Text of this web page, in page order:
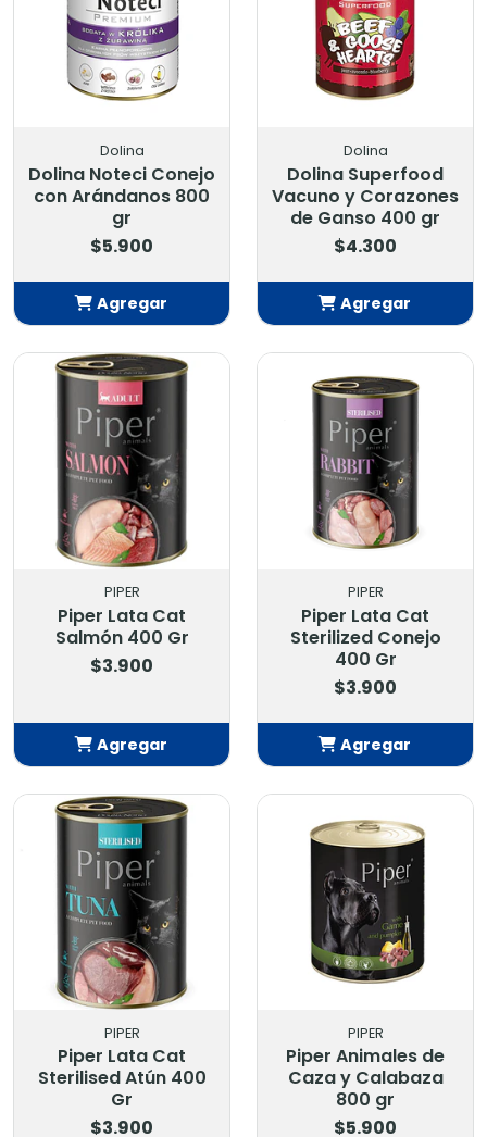
Dolina
Dolina Noteci Conejo
con Arándanos 800
gr
$5.900
Agregar
Dolina
Dolina Superfood
Vacuno y Corazones
de Ganso 400 gr
$4.300
Agregar
PIPER
Piper Lata Cat
Salmón 400 Gr
$3.900
Agregar
PIPER
Piper Lata Cat
Sterilized Conejo
400 Gr
$3.900
Agregar
PIPER
Piper Lata Cat
Sterilised Atún 400
Gr
$3.900
PIPER
Piper Animales de
Caza y Calabaza
800 gr
$5.900